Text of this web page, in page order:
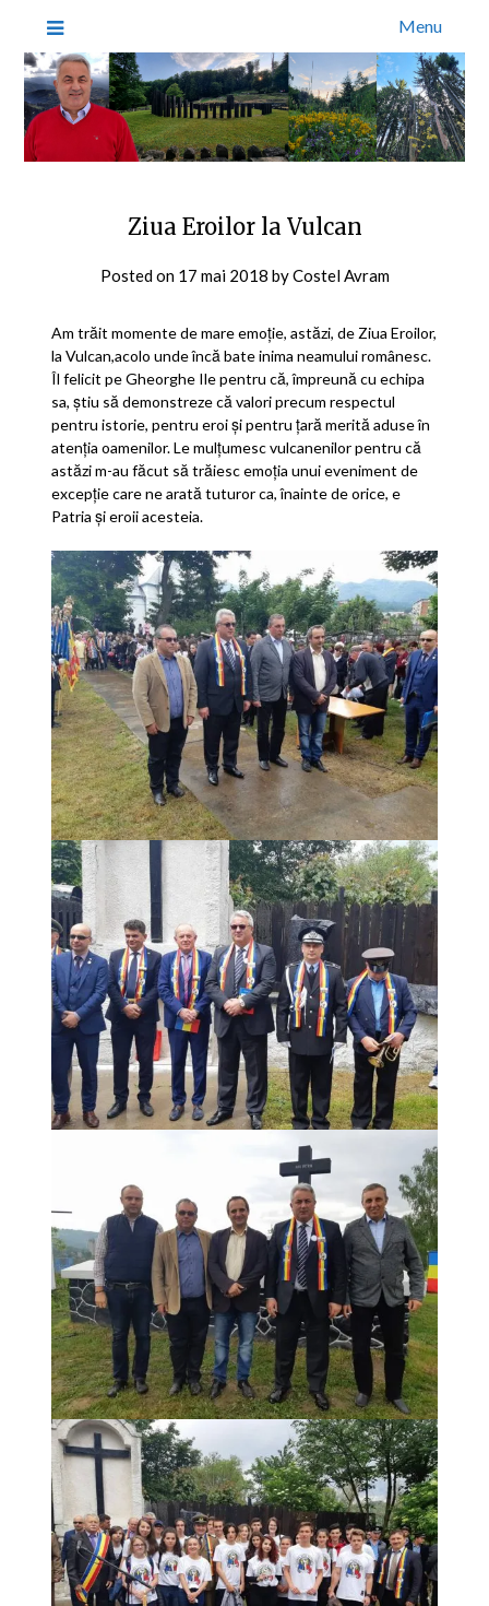
Menu
Ziua Eroilor la Vulcan
Posted on 17 mai 2018 byCostel Avram
Am trăit momente de mare emoție, astăzi, de Ziua Eroilor,
la Vulcan,acolo unde încă bate inima neamului românesc.
Îl felicit pe Gheorghe Ile pentru că, împreună cu echipa
sa, știu să demonstreze că valori precum respectul
pentru istorie, pentru eroi și pentru țară merită aduse în
atenția oamenilor. Le mulțumesc vulcanenilor pentru că
astăzi m-au făcut să trăiesc emoția unui eveniment de
excepție care ne arată tuturor ca, înainte de orice, e
Patria și eroii acesteia.